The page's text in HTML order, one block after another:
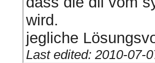
wird.
jegliche
Last edited: 2010-07-